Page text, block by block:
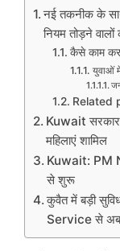
नई तकनीक के
नियम तोड़ने वालों
कैसे काम
युवाओं
Related
Kuwait सरकार
महिलाएं शामिल
Kuwait: PM
से शुरू
कुवैत में बड़ी
Service से अब